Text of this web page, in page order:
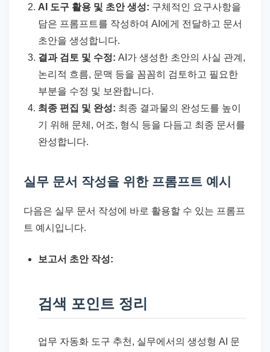
AI 도구 활용 및 초안 생성: 구체적인 요구사항을
담은 프롬프트를 작성하여 AI에게 전달하고 문서
초안을 생성합니다.
결과 검토 및 수정: AI가 생성한 초안의 사실 관계,
논리적 흐름, 문맥 등을 꼼꼼히 검토하고 필요한
부분을 수정 및 보완합니다.
최종 편집 및 완성: 최종 결과물의 완성도를 높이
기 위해 문체, 어조, 형식 등을 다듬고 최종 문서를
완성합니다.
실무 문서 작성을 위한 프롬프트 예시
다음은 실무 문서 작성에 바로 활용할 수 있는 프롬프
트 예시입니다.
보고서 초안 작성:
검색 포인트 정리
업무 자동화 도구 추천, 실무에서의 생성형 AI 문